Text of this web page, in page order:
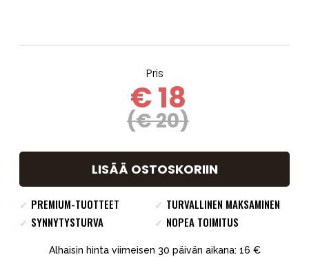
Pris
€ 18
(€ 20)
LISÄÄ OSTOSKORIIN
✓ PREMIUM-TUOTTEET ✓ TURVALLINEN MAKSAMINEN
✓ SYNNYTYSTURVA ✓ NOPEA TOIMITUS
Alhaisin hinta viimeisen 30 päivän aikana: 16 €